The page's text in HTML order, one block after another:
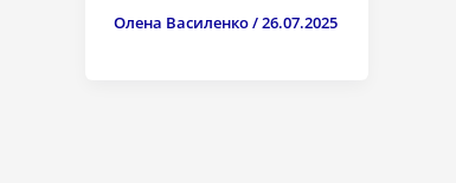
Олена Василенко/26.07.2025